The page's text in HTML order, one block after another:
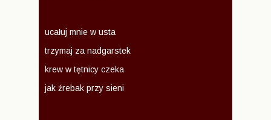
ucałuj mnie w usta
trzymaj za nadgarstek
krew w tętnicy czeka
jak źrebak przy sieni